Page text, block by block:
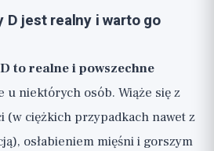
D jest realny i warto go
to realne i powszechne
u niektórych osób. Wiąże się z
(w ciężkich przypadkach nawet z
osłabieniem mięśni i gorszym